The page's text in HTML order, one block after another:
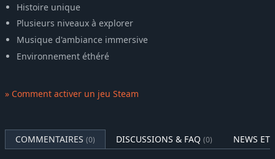
Histoire unique
Plusieurs niveaux à explorer
Musique d'ambiance immersive
Environnement éthéré
» Comment activer un jeu Steam
COMMENTAIRES (0) DISCUSSIONS & FAQ (0) NEWS ET